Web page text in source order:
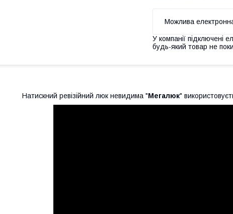
У компанії підключені
будь-який товар не
Натискний ревізійний люк невидима "Мегалюк"